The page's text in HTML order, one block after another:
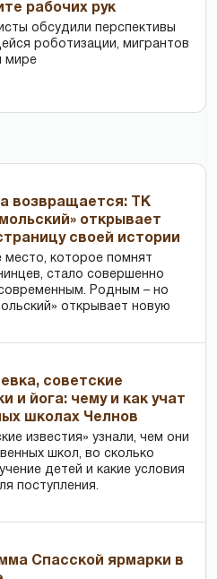
рабочих рук
обсудили перспективы
роботизации, мигрантов
мире
возвращается: ТК
открывает
своей истории
место, которое помнят
стало совершенно
Родным – но
открывает новую
советские
и йога: чему и как учат
школах Челнов
известия» узнали, чем они
школ, во сколько
детей и какие условия
поступления.
Спасской ярмарки в